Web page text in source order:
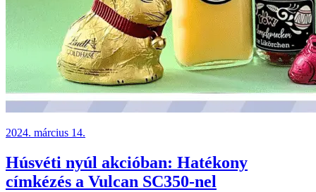
2024. március 14.
Húsvéti nyúl akcióban: Hatékony
címkézés a Vulcan SC350-nel